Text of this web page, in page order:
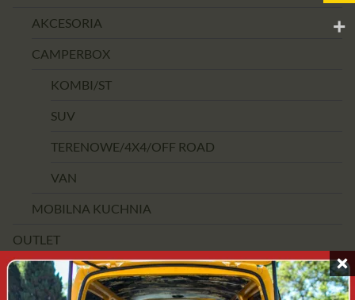
AKCESORIA
CAMPERBOX
KOMBI/ST
SUV
TERENOWE/4X4/OFF ROAD
VAN
MOBILNA KUCHNIA
OUTLET
PRZEDZIAŁ CENOWY